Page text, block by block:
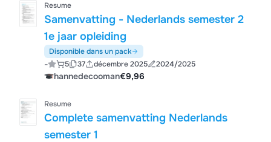
Resume
Samenvatting - Nederlands semester 2
1e jaar opleiding
Disponible dans un pack
- 5 37 décembre 2025 2024/2025
hannedecooman€9,96
Resume
Complete samenvatting Nederlands
semester 1